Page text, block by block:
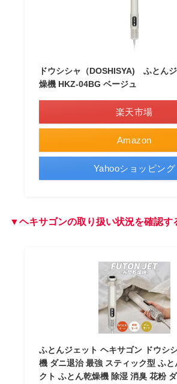
ドウシシャ（DOSHISYA) ふとん
燥機 HKZ-04BG ベージュ
Amazon
楽天市場
Yahooショッピング
▼ヘキサゴンの取り扱い状況を確認す
ふとんジェット ヘキサゴン ドウシ
機 ダニ退治 最強 スティック型 ふ
クト ふとん乾燥機 除湿 消臭 花粉